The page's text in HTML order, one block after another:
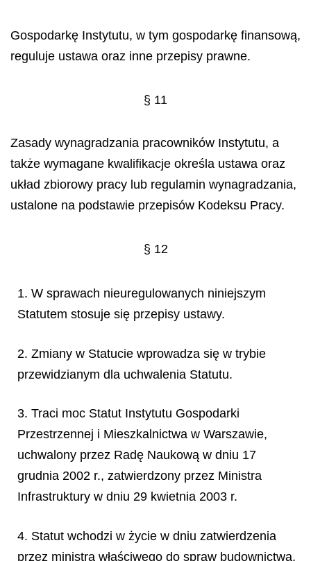
Gospodarkę Instytutu, w tym gospodarkę finansową,
reguluje ustawa oraz inne przepisy prawne.
§ 11
Zasady wynagradzania pracowników Instytutu, a
także wymagane kwalifikacje określa ustawa oraz
układ zbiorowy pracy lub regulamin wynagradzania,
ustalone na podstawie przepisów Kodeksu Pracy.
§ 12
1. W sprawach nieuregulowanych niniejszym
Statutem stosuje się przepisy ustawy.
2. Zmiany w Statucie wprowadza się w trybie
przewidzianym dla uchwalenia Statutu.
3. Traci moc Statut Instytutu Gospodarki
Przestrzennej i Mieszkalnictwa w Warszawie,
uchwalony przez Radę Naukową w dniu 17
grudnia 2002 r., zatwierdzony przez Ministra
Infrastruktury w dniu 29 kwietnia 2003 r.
4. Statut wchodzi w życie w dniu zatwierdzenia
przez ministra właściwego do spraw budownictwa,